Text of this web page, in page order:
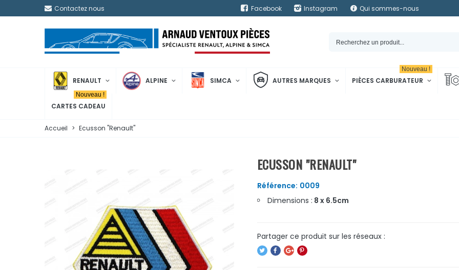
Contactez nous Facebook Instagram Qui sommes-nous
RENAULT ALPINE SIMCA AUTRES MARQUES PIÈCES CARBURATEUR
Nouveau !
CARTES CADEAU
Nouveau !
Accueil > Ecusson "Renault"
ECUSSON "RENAULT"
Référence: 0009
Dimensions : 8 x 6.5cm